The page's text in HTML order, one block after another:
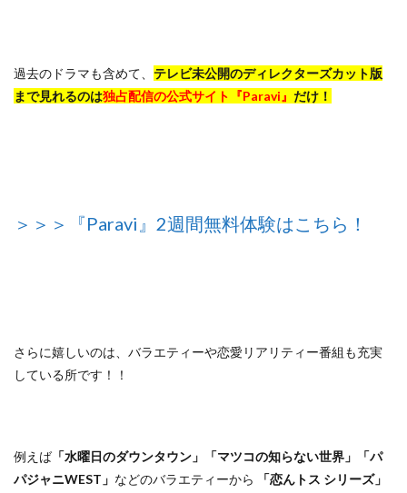
過去のドラマも含めて、 テレビ未公開のディレクターズカット版
まで見れるのは独占配信の公式サイト『Paravi』 だけ！
＞＞＞『Paravi』2週間無料体験はこちら！
さらに嬉しいのは、バラエティーや恋愛リアリティー番組も充実
している所です！！
例えば「水曜日のダウンタウン」「マツコの知らない世界」「パ
パジャニWEST」 などのバラエティーから
「恋んトス シリーズ」